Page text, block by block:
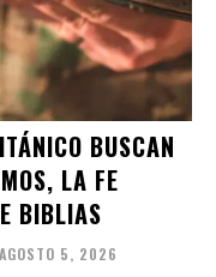
BUSCAN
LA FE
BIBLIAS
AGOSTO 5, 2026